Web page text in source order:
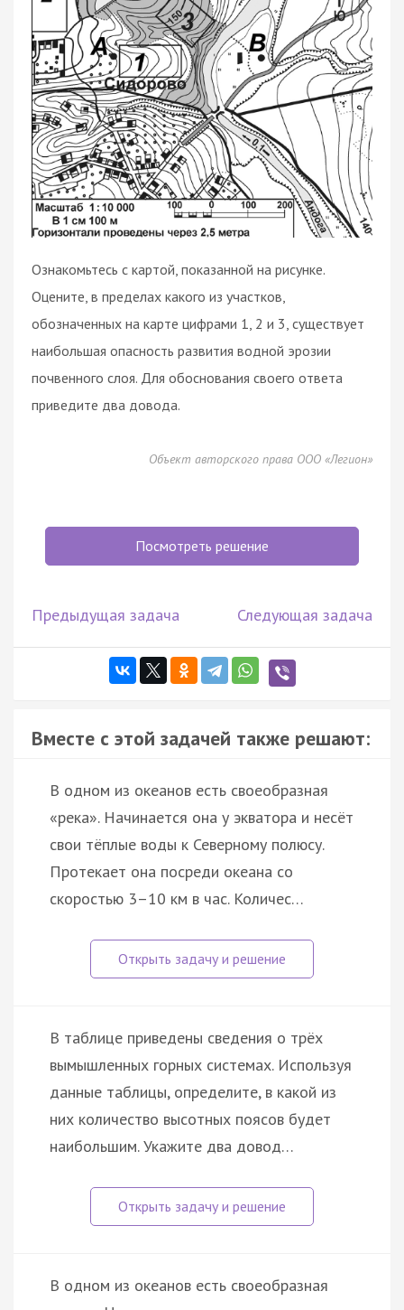
Ознакомьтесь с картой, показанной на рисунке.
Оцените, в пределах какого из участков,
обозначенных на карте цифрами 1, 2 и 3, существует
наибольшая опасность развития водной эрозии
почвенного слоя. Для обоснования своего ответа
приведите два довода.
Объект авторского права ООО «Легион»
Посмотреть решение
Предыдущая задача Следующая задача
Вместе с этой задачей также решают:
В одном из океанов есть своеобразная
«река». Начинается она у экватора и несёт
свои тёплые воды к Северному полюсу.
Протекает она посреди океана со
скоростью 3–10 км в час. Количес…
В таблице приведены сведения о трёх
вымышленных горных системах. Используя
данные таблицы, определите, в какой из
них количество высотных поясов будет
наибольшим. Укажите два довод…
В одном из океанов есть своеобразная